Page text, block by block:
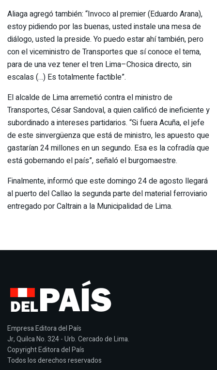
Aliaga agregó también: “Invoco al premier (Eduardo Arana),
estoy pidiendo por las buenas, usted instale una mesa de
diálogo, usted la preside. Yo puedo estar ahí también, pero
con el viceministro de Transportes que sí conoce el tema,
para de una vez tener el tren Lima–Chosica directo, sin
escalas (…) Es totalmente factible”.
El alcalde de Lima arremetió contra el ministro de
Transportes, César Sandoval, a quien calificó de ineficiente y
subordinado a intereses partidarios. “Si fuera Acuña, el jefe
de este sinvergüenza que está de ministro, les apuesto que
gastarían 24 millones en un segundo. Esa es la cofradía que
está gobernando el país”, señaló el burgomaestre.
Finalmente, informó que este domingo 24 de agosto llegará
al puerto del Callao la segunda parte del material ferroviario
entregado por Caltrain a la Municipalidad de Lima.
Empresa Editora del País
Jr, Quilca No. 324 - Urb. Cercado de Lima.
Copyright Editora del País
Todos los derechos reservados